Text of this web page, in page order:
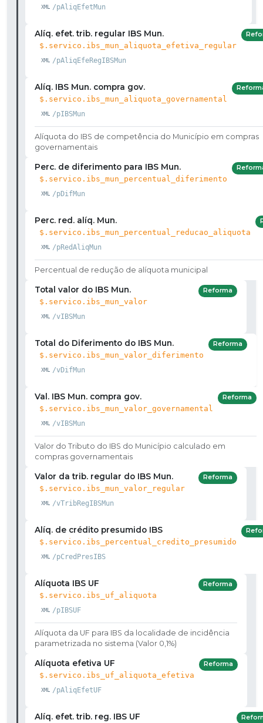
/pAliqEfetMun
Alíq. efet. trib. regular IBS Mun.
$.servico.ibs_mun_aliquota_efetiva_regular
/pAliqEfeRegIBSMun
Alíq. IBS Mun. compra gov.
$.servico.ibs_mun_aliquota_governamental
/pIBSMun
Alíquota do IBS de competência do Município em compras
governamentais
Perc. de diferimento para IBS Mun.
$.servico.ibs_mun_percentual_diferimento
/pDifMun
Perc. red. alíq. Mun.
$.servico.ibs_mun_percentual_reducao_aliquota
/pRedAliqMun
Percentual de redução de alíquota municipal
Total valor do IBS Mun.
$.servico.ibs_mun_valor
/vIBSMun
Reforma
Total do Diferimento do IBS Mun.
$.servico.ibs_mun_valor_diferimento
/vDifMun
Reforma
Val. IBS Mun. compra gov.
$.servico.ibs_mun_valor_governamental
/vIBSMun
Reforma
Valor do Tributo do IBS do Município calculado em
compras governamentais
Valor da trib. regular do IBS Mun.
$.servico.ibs_mun_valor_regular
/vTribRegIBSMun
Reforma
Alíq. de crédito presumido IBS
$.servico.ibs_percentual_credito_presumido
/pCredPresIBS
Alíquota IBS UF
$.servico.ibs_uf_aliquota
/pIBSUF
Reforma
Alíquota da UF para IBS da localidade de incidência
parametrizada no sistema (Valor 0,1%)
Alíquota efetiva UF
$.servico.ibs_uf_aliquota_efetiva
/pAliqEfetUF
Reforma
Alíq. efet. trib. reg. IBS UF